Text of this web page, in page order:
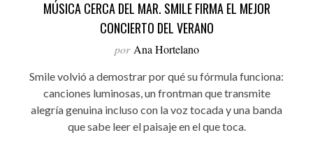
MÚSICA CERCA DEL MAR. SMILE FIRMA EL MEJOR
CONCIERTO DEL VERANO
por Ana Hortelano
Smile volvió a demostrar por qué su fórmula funciona:
canciones luminosas, un frontman que transmite
alegría genuina incluso con la voz tocada y una banda
que sabe leer el paisaje en el que toca.